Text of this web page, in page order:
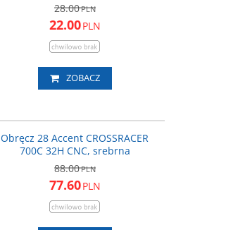
28.00PLN
22.00PLN
ZOBACZ
Obręcz 28 Accent CROSSRACER
700C 32H CNC, srebrna
88.00PLN
77.60PLN